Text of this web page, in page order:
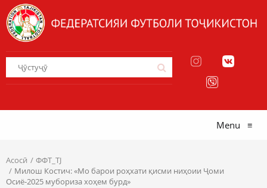
Menu ≡
Асосӣ
ФФТ_TJ
Милош Костич: «Мо барои роҳхати қисми ниҳоии Ҷоми
Осиё-2025 мубориза хоҳем бурд»